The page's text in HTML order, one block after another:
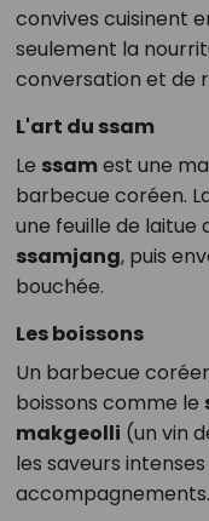
convives cuisinent
seulement la
conversation et de
L'art du ssam
Le ssamest une
barbecue coréen.
une feuille de laitue
ssamjang, puis
bouchée.
Les boissons
Un barbecue
boissons comme le
makgeolli (un vin
les saveurs
accompagnements.